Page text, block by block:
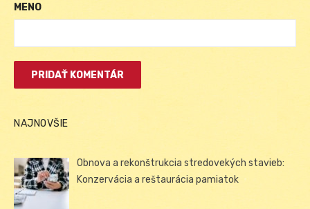
MENO
NAJNOVŠIE
Obnova a rekonštrukcia stredovekých stavieb:
Konzervácia a reštaurácia pamiatok